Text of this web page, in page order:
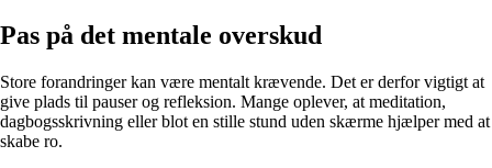
Pas på det mentale overskud
Store forandringer kan være mentalt krævende. Det er derfor vigtigt at
give plads til pauser og refleksion. Mange oplever, at meditation,
dagbogsskrivning eller blot en stille stund uden skærme hjælper med at
skabe ro.